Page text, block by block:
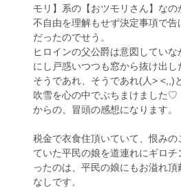
モリ】系の【おツモリさん】な
不自由を理解もせず決定事項で
だったのでせう。
ヒロインの父公爵は意図してい
にし戸惑いつつも窓から抜け出し
そうであれ、そうであれ(人>
吹雪を心の中でぶちまけました♡
からの、冒頭の感想になります。
税金で衣食住頂いていて、恨み
ていた平民の娘を道連れにギロ
ったのは、平民の娘にもお溢れ
なしです。